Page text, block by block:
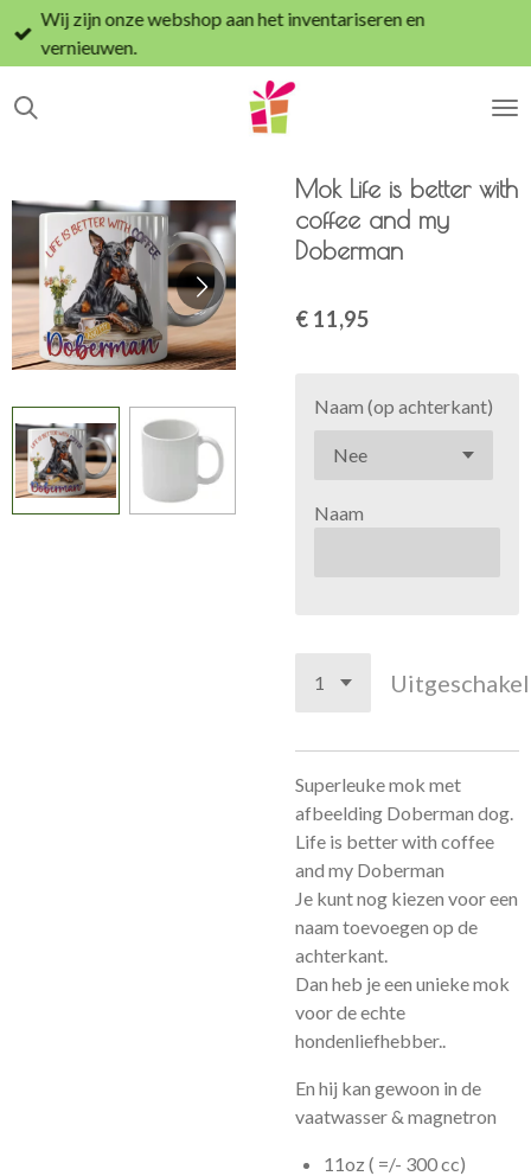
Ga
direct
de
Wij zijn onze webshop aan het inventariseren en
vernieuwen.
Mok Life is better with
coffee and my
Doberman
€ 11,95
Naam (op achterkant)
Naam
Superleuke mok met
afbeelding Doberman dog.
Life is better with coffee
and my Doberman
Je kunt nog kiezen voor een
naam toevoegen op de
achterkant.
Dan heb je een unieke mok
voor de echte
hondenliefhebber..
En hij kan gewoon in de
vaatwasser & magnetron
11oz ( =/- 300 cc)